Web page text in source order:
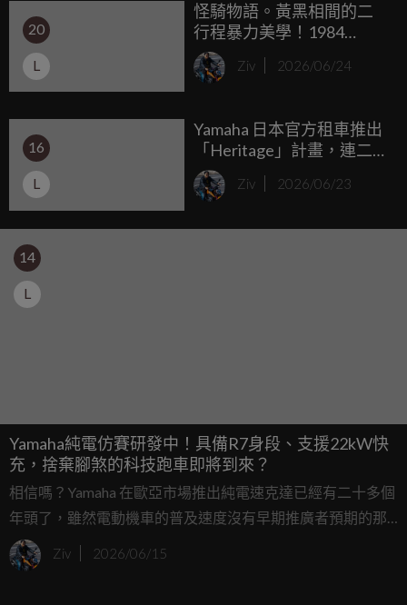
20
L
怪騎物語。黃黑相間的二
行程暴力美學！1984
YAMAHA RZ350 Kenny
Roberts特仕版
Ziv 2026/06/24
16
L
Yamaha 日本官方租車推出
「Heritage」計畫，連二行
程 R1-Z 都能合法上路！
Ziv 2026/06/23
14
L
Yamaha純電仿賽研發中！具備R7身段、支援22kW快
充，捨棄腳煞的科技跑車即將到來？
相信嗎？Yamaha 在歐亞市場推出純電速克達已經有二十多個
年頭了，雖然電動機車的普及速度沒有早期推廣者預期的那
樣「一飛沖天」，但身為傳統機車大廠，點滿科技樹的腳步
從未停歇；儘管燃油引擎現在依然是銷售榜上的絕對霸主，
Ziv 2026/06/15